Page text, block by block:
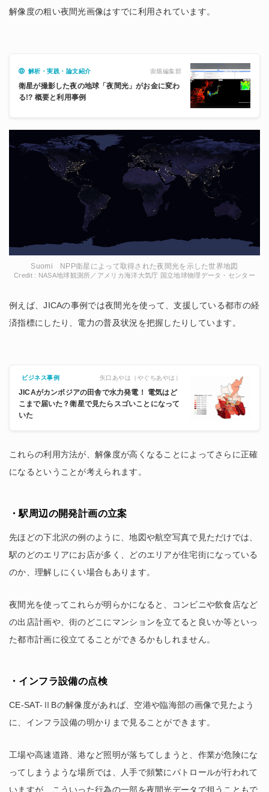
解像度の粗い夜間光画像はすでに利用されています。
解析・実践・論文紹介 宙畑編集部
衛星が撮影した夜の地球「夜間光」がお金に変わ
る!? 概要と利用事例
Suomi NPP衛星によって取得された夜間光を示した世界地図
Credit : NASA地球観測所／アメリカ海洋大気庁 国立地球物理データ・センター
例えば、JICAの事例では夜間光を使って、支援している都市の経
済指標にしたり、電力の普及状況を把握したりしています。
ビジネス事例 矢口あやは（やぐちあやは）
JICAがカンボジアの田舎で水力発電！ 電気はど
こまで届いた？衛星で見たらスゴいことになって
いた
これらの利用方法が、解像度が高くなることによってさらに正確
になるということが考えられます。
・駅周辺の開発計画の立案
先ほどの下北沢の例のように、地図や航空写真で見ただけでは、
駅のどのエリアにお店が多く、どのエリアが住宅街になっている
のか、理解しにくい場合もあります。
夜間光を使ってこれらが明らかになると、コンビニや飲食店など
の出店計画や、街のどこにマンションを立てると良いか等といっ
た都市計画に役立てることができるかもしれません。
・インフラ設備の点検
CE-SAT-ⅡBの解像度があれば、空港や臨海部の画像で見たよう
に、インフラ設備の明かりまで見ることができます。
工場や高速道路、港など照明が落ちてしまうと、作業が危険にな
ってしまうような場所では、人手で頻繁にパトロールが行われて
いますが、こういった行為の一部を夜間光データで担うこともで